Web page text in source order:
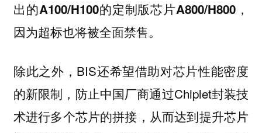
出的A100/H100的定制版芯片A800/H800，
因为超标也将被全面禁售。
除此之外，BIS还希望借助对芯片性能密度
的新限制，防止中国厂商通过Chiplet封装技
术进行多个芯片的拼接，从而达到提升芯片